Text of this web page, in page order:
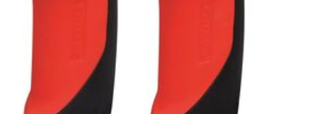
USADOS Y LIQUIDACION
SERVICIOS PRESTADOS
PRESUPUESTOS